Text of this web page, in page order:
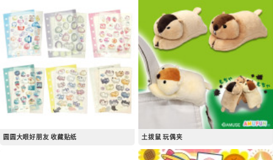
圆圆大眼好朋友 收藏贴纸 土拨鼠 玩偶夹